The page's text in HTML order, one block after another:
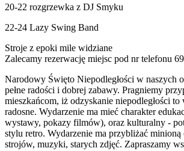
20-22 rozgrzewka z DJ Smyku
22-24 Lazy Swing Band
Stroje z epoki mile widziane
Zalecamy rezerwację miejsc pod nr telefonu
Narodowy Święto Niepodległości w naszych
pełne radości i dobrej zabawy. Pragniemy
mieszkańcom, iż odzyskanie niepodległości to
radosne. Wydarzenie ma mieć charakter
wystawy, pokazy filmów), oraz kulturalny -
stylu retro. Wydarzenie ma przybliżać minioną
strojów, muzyki, starych zdjęć. Zapraszamy